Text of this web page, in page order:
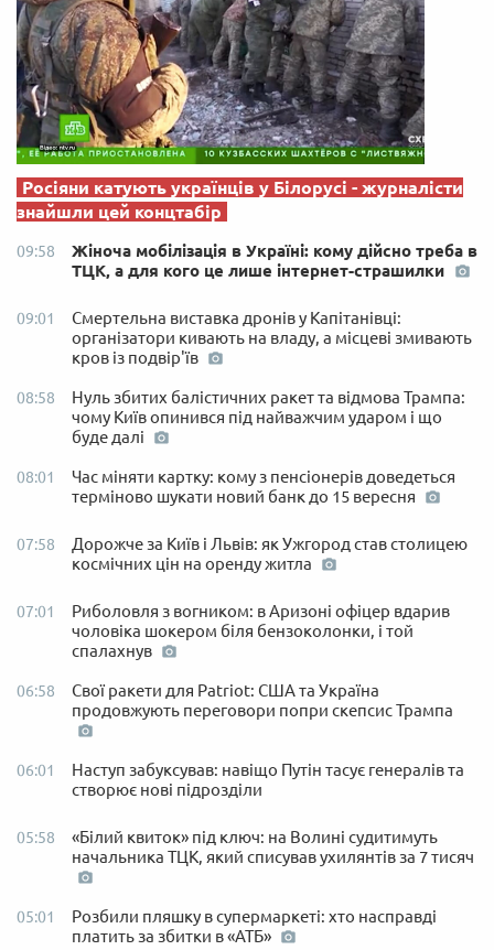
Росіяни катують українців у Білорусі - журналісти
знайшли цей концтабір
09:58
Жіноча мобілізація в Україні: кому дійсно треба в
ТЦК, а для кого це лише інтернет-страшилки
09:01
Смертельна виставка дронів у Капітанівці:
організатори кивають на владу, а місцеві змивають
кров із подвір'їв
08:58
Нуль збитих балістичних ракет та відмова Трампа:
чому Київ опинився під найважчим ударом і що
буде далі
08:01
Час міняти картку: кому з пенсіонерів доведеться
терміново шукати новий банк до 15 вересня
07:58
Дорожче за Київ і Львів: як Ужгород став столицею
космічних цін на оренду житла
07:01
Риболовля з вогником: в Аризоні офіцер вдарив
чоловіка шокером біля бензоколонки, і той
спалахнув
06:58
Свої ракети для Patriot: США та Україна
продовжують переговори попри скепсис Трампа
06:01
Наступ забуксував: навіщо Путін тасує генералів та
створює нові підрозділи
05:58
«Білий квиток» під ключ: на Волині судитимуть
начальника ТЦК, який списував ухилянтів за 7 тисяч
05:01
Розбили пляшку в супермаркеті: хто насправді
платить за збитки в «АТБ»